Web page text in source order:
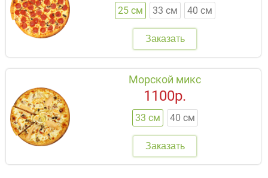
25 см 33 см 40 см
Заказать
Морской микс
33 см 40 см
1100р.
Заказать